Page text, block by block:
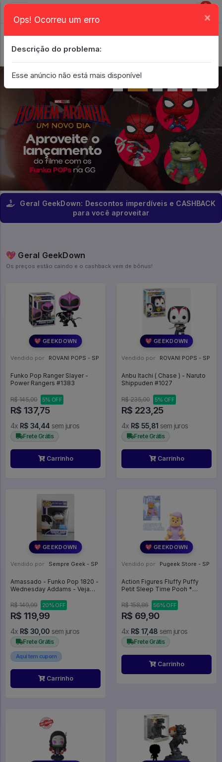
0
Geral GeekDown: Descontos imperdíveis e CASHBACK
para você aproveitar
💖 Geral GeekDown
Os preços estão caindo e o cashback vem de bônus!
💖 GEEKDOWN
Vendido por: ROVANI POPS - SP
Funko Pop Ranger Slayer -
Power Rangers #1383
R$ 145,00 5% OFF
R$ 137,75
4x R$ 34,44 sem juros
Frete Grátis
Carrinho
💖 GEEKDOWN
Vendido por: ROVANI POPS - SP
Anbu Itachi ( Chase ) - Naruto
Shippuden #1027
R$ 235,00 5% OFF
R$ 223,25
4x R$ 55,81 sem juros
Frete Grátis
Carrinho
💖 GEEKDOWN
Vendido por: Sempre Geek - SP
Amassado - Funko Pop 1820 -
Wednesday Addams - Veja
Family #1820
R$ 149,99 20% OFF
R$ 119,99
4x R$ 30,00 sem juros
Frete Grátis
Aqui tem cupom
Carrinho
💖 GEEKDOWN
Vendido por: Pugeek Store - SP
Action Figures Fluffy Puffy
Petit Sleep Time Pooh *
Pooh
R$ 158,86 56% OFF
R$ 69,90
4x R$ 17,48 sem juros
Frete Grátis
Carrinho
Ops! Ocorreu um erro ×
Descrição do problema:
Esse anúncio não está mais disponível